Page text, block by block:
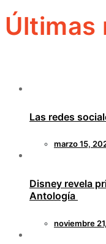
Últimas
Las redes
marzo 15,
Disney revela
Antología
noviembre